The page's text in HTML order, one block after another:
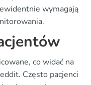
wymagają
co widać na
Często pacjenci